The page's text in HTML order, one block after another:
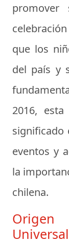
promover
que los
del país y
2016,
significado
eventos y
la
chilena.